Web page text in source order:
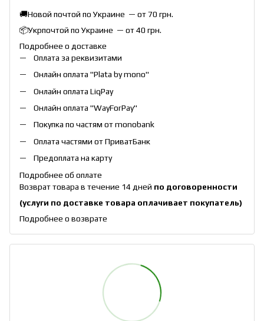
🚚Новой почтой по Украине — от 70 грн.
📦Укрпочтой по Украине — от 40 грн.
Подробнее о доставке
Оплата за реквизитами
Онлайн оплата "Plata by mono"
Онлайн оплата LiqPay
Онлайн оплата "WayForPay"
Покупка по частям от monobank
Оплата частями от ПриватБанк
Предоплата на карту
Подробнее об оплате
Возврат товара в течение 14 дней по договоренности
(услуги по доставке товара оплачивает покупатель)
Подробнее о возврате